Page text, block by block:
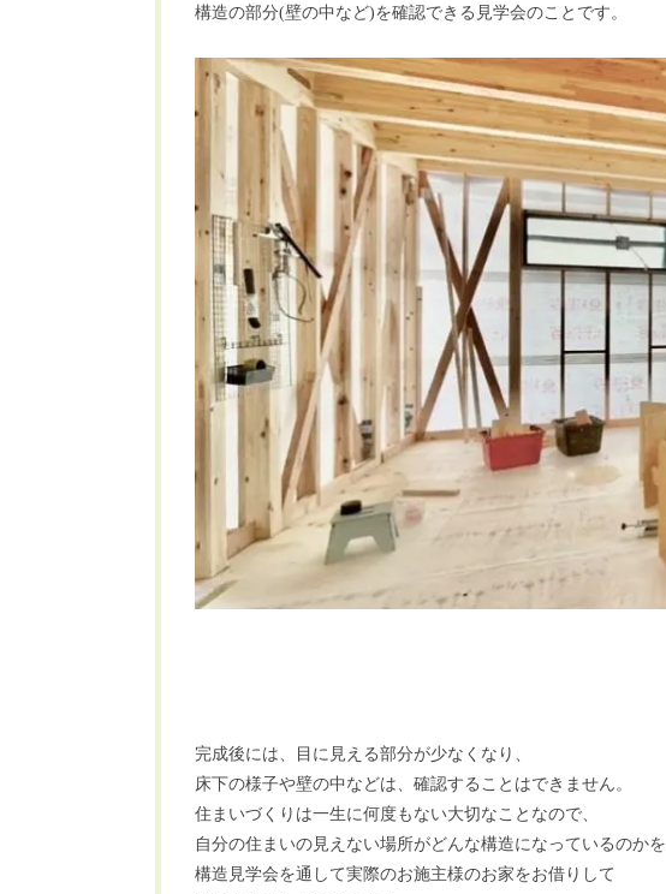
構造の部分(壁の中など)を確認できる見学会のことです。
完成後には、目に見える部分が少なくなり、
床下の様子や壁の中などは、確認することはできません。
住まいづくりは一生に何度もない大切なことなので、
自分の住まいの見えない場所がどんな構造になっているのかを
構造見学会を通して実際のお施主様のお家をお借りして